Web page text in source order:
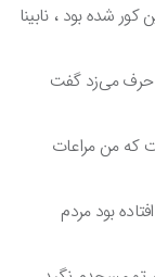
شده بود ، نابینا
می‌زد گفت
من مراعات
بود مردم